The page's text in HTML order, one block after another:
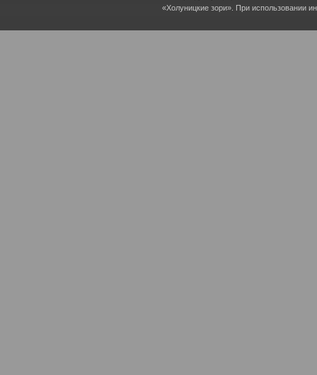
«Холуницкие зори». При использовании